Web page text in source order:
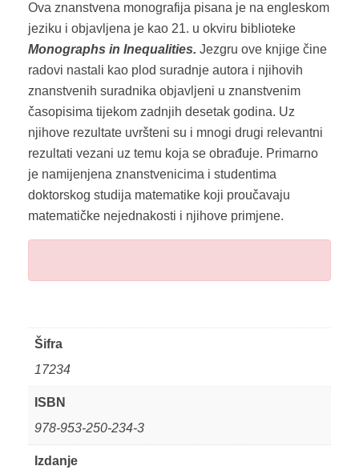
Ova znanstvena monografija pisana je na engleskom
jeziku i objavljena je kao 21. u okviru biblioteke
Monographs in Inequalities. Jezgru ove knjige čine
radovi nastali kao plod suradnje autora i njihovih
znanstvenih suradnika objavljeni u znanstvenim
časopisima tijekom zadnjih desetak godina. Uz
njihove rezultate uvršteni su i mnogi drugi relevantni
rezultati vezani uz temu koja se obrađuje. Primarno
je namijenjena znanstvenicima i studentima
doktorskog studija matematike koji proučavaju
matematičke nejednakosti i njihove primjene.
Šifra
17234
ISBN
978-953-250-234-3
Izdanje